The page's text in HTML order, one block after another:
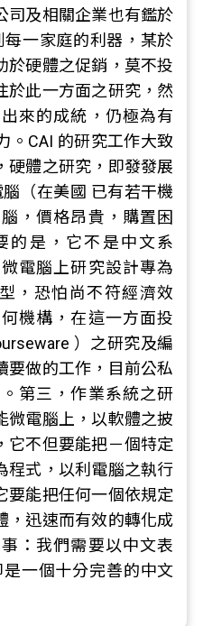
司及相關企業也有鑑於
一家庭的利器，某於
於硬體之促銷，莫不投
於此一方面之研究，然
來的成統，仍極為有
。CAI 的研究工作大致
硬體之研究，即發發展
（在美國 已有若干機
，價格昂貴，購置困
的是，它不是中文系
電腦上研究設計專為
，恐怕尚不符經濟效
機構，在這一方面投
）之研究及編
要做的工作，目前公私
第三，作業系統之研
微電腦上，以軟體之披
它不但要能把－個特定
程式，以利電腦之執行
要能把任何一個依規定
，迅速而有效的轉化成
：我們需要以中文表
是一個十分完善的中文